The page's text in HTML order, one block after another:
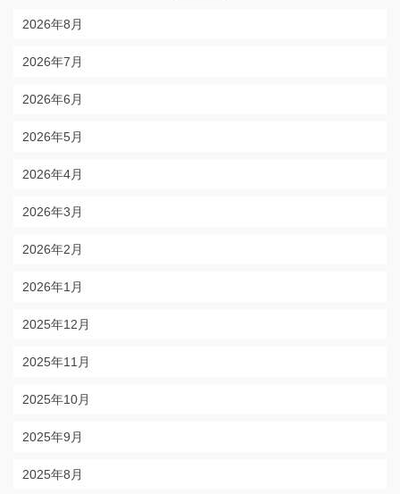
2026年8月
2026年7月
2026年6月
2026年5月
2026年4月
2026年3月
2026年2月
2026年1月
2025年12月
2025年11月
2025年10月
2025年9月
2025年8月